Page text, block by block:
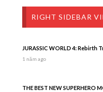
RIGHT SIDEBAR
JURASSIC WORLD 4: Rebirth
1 năm ago
THE BEST NEW SUPERHERO